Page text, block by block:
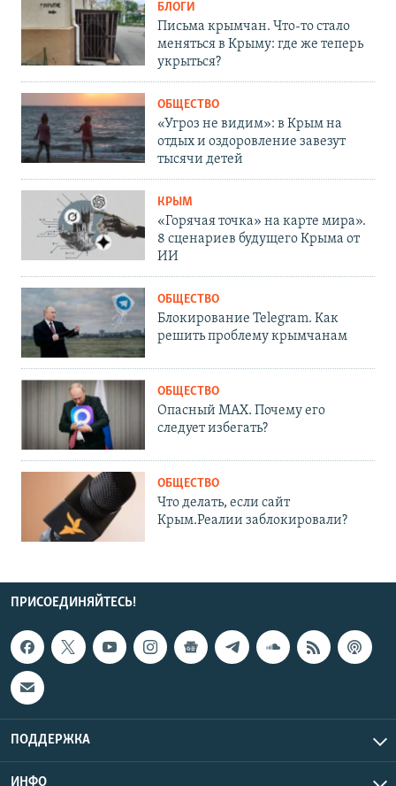
БЛОГИ
Письма крымчан. Что-то стало
меняться в Крыму: где же теперь
укрыться?
ОБЩЕСТВО
«Угроз не видим»: в Крым на
отдых и оздоровление завезут
тысячи детей
КРЫМ
«Горячая точка» на карте мира».
8 сценариев будущего Крыма от
ИИ
ОБЩЕСТВО
Блокирование Telegram. Как
решить проблему крымчанам
ОБЩЕСТВО
Опасный MAX. Почему его
следует избегать?
ОБЩЕСТВО
Что делать, если сайт
Крым.Реалии заблокировали?
ПРИСОЕДИНЯЙТЕСЬ!
ПОДДЕРЖКА
ИНФО